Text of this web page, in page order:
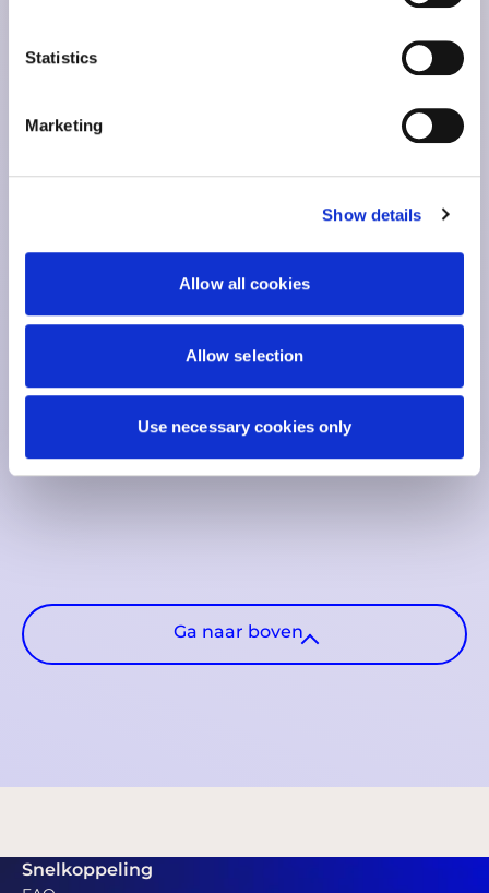
Statistics
Marketing
Show details
Allow all cookies
Allow selection
Use necessary cookies only
Ga naar boven
Snelkoppeling